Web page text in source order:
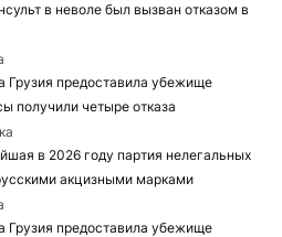
в неволе был вызван отказом в
Грузия предоставила убежище
получили четыре отказа
в 2026 году партия нелегальных
акцизными марками
Грузия предоставила убежище